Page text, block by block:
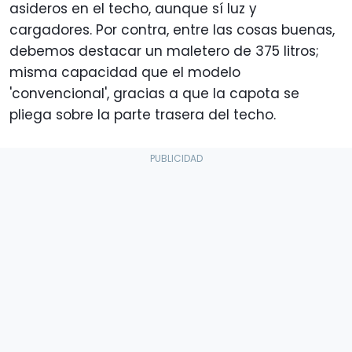
asideros en el techo, aunque sí luz y
cargadores. Por contra, entre las cosas buenas,
debemos destacar un maletero de 375 litros;
misma capacidad que el modelo
'convencional', gracias a que la capota se
pliega sobre la parte trasera del techo.